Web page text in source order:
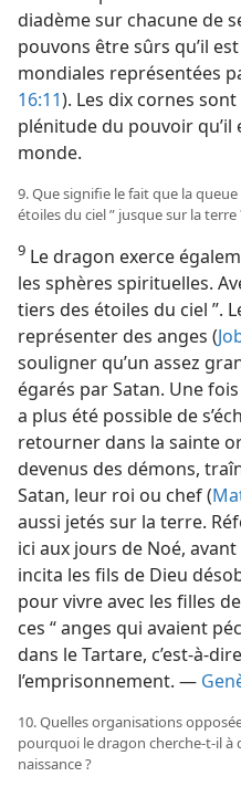
diadème sur chacune de
pouvons être sûrs qu’il
mondiales représentées
16:11). Les dix cornes
plénitude du pouvoir qu’il
monde.
9. Que signifie le fait que la
étoiles du ciel ” jusque sur la terre
9 Le dragon exerce
les sphères spirituelles.
tiers des étoiles du ciel ”.
représenter des anges (
souligner qu’un assez
égarés par Satan. Une
a plus été possible de
retourner dans la sainte
devenus des démons,
Satan, leur roi ou chef (
aussi jetés sur la terre.
ici aux jours de Noé,
incita les fils de Dieu
pour vivre avec les filles
ces “ anges qui avaient
dans le Tartare, c’est-à-
l’emprisonnement. —
10. Quelles organisations
pourquoi le dragon cherche-​t-​il à
naissance ?